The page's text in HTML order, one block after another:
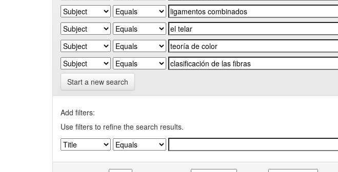
Start a new search
Add filters:
Use filters to refine the search results.